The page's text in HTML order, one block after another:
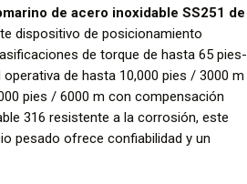
de acero inoxidable SS251 de
dispositivo de posicionamiento
de torque de hasta 65 pies-
de hasta 10,000 pies / 3000 m
pies / 6000 m con compensación
316 resistente a la corrosión, este
pesado ofrece confiabilidad y un